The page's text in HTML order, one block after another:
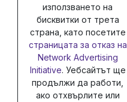
използването на
бисквитки от трета
страна, като посетите
страницата за отказ на
Network Advertising
Initiative. Уебсайтът ще
продължи да работи,
ако отхвърлите или